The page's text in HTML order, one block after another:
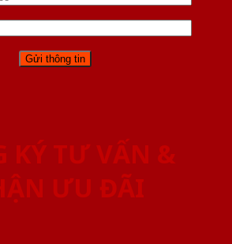
KÝ TƯ VẤN &
ƯU ĐÃI